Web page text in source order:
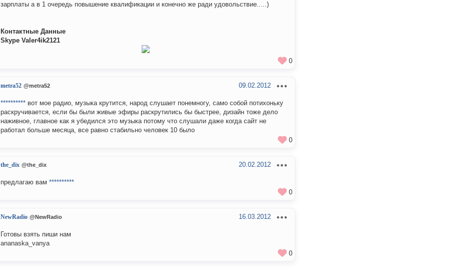
зарплаты а в 1 очередь повышение квалификации и конечно же ради удовольствие.....)
Контактные Данные
Skype Valer4ik2121
0
metra52 @metra52 09.02.2012
********** вот мое радио, музыка крутится, народ слушает понемногу, само собой потихоньку
раскручивается, если бы были живые эфиры раскрутились бы быстрее, дизайн тоже дело
наживное, главное как я убедился это музыка потому что слушали даже когда сайт не
работал больше месяца, все равно стабильно человек 10 было
0
the_dix @the_dix 20.02.2012
предлагаю вам **********
0
NewRadio @NewRadio 16.03.2012
Готовы взять пиши нам
ananaska_vanya
0